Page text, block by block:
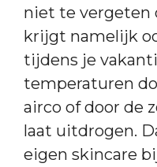
niet te vergeten
krijgt namelijk
tijdens je
temperaturen
airco of door de
laat uitdrogen.
eigen skincare